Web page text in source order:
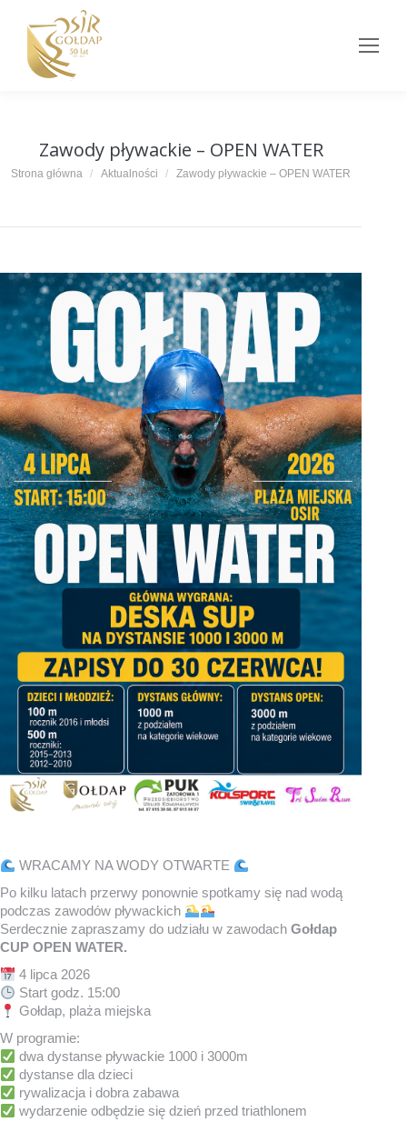
Zawody pływackie – OPEN WATER
Jesteś tutaj:
Strona główna Aktualności Zawody pływackie – OPEN WATER
WRACAMY NA WODY OTWARTE
Po kilku latach przerwy ponownie spotkamy się nad wodą
podczas zawodów pływackich
Serdecznie zapraszamy do udziału w zawodach Gołdap
CUP OPEN WATER.
4 lipca 2026
Start godz. 15:00
Gołdap, plaża miejska
W programie:
dwa dystanse pływackie 1000 i 3000m
dystanse dla dzieci
rywalizacja i dobra zabawa
wydarzenie odbędzie się dzień przed triathlonem